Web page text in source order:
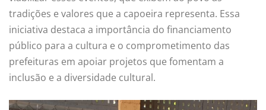
tradições e valores que a capoeira representa. Essa
iniciativa destaca a importância do financiamento
público para a cultura e o comprometimento das
prefeituras em apoiar projetos que fomentam a
inclusão e a diversidade cultural.